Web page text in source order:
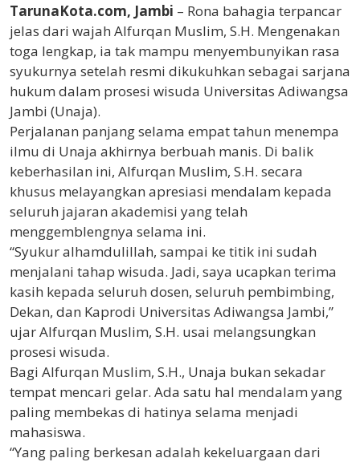
TarunaKota.com, Jambi – Rona bahagia terpancar
jelas dari wajah Alfurqan Muslim, S.H. Mengenakan
toga lengkap, ia tak mampu menyembunyikan rasa
syukurnya setelah resmi dikukuhkan sebagai sarjana
hukum dalam prosesi wisuda Universitas Adiwangsa
Jambi (Unaja).
Perjalanan panjang selama empat tahun menempa
ilmu di Unaja akhirnya berbuah manis. Di balik
keberhasilan ini, Alfurqan Muslim, S.H. secara
khusus melayangkan apresiasi mendalam kepada
seluruh jajaran akademisi yang telah
menggemblengnya selama ini.
“Syukur alhamdulillah, sampai ke titik ini sudah
menjalani tahap wisuda. Jadi, saya ucapkan terima
kasih kepada seluruh dosen, seluruh pembimbing,
Dekan, dan Kaprodi Universitas Adiwangsa Jambi,”
ujar Alfurqan Muslim, S.H. usai melangsungkan
prosesi wisuda.
Bagi Alfurqan Muslim, S.H., Unaja bukan sekadar
tempat mencari gelar. Ada satu hal mendalam yang
paling membekas di hatinya selama menjadi
mahasiswa.
“Yang paling berkesan adalah kekeluargaan dari